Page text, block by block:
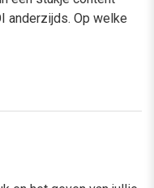
anderzijds. Op welke